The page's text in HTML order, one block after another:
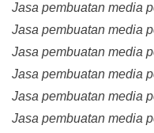
Jasa pembuatan media
Jasa pembuatan media
Jasa pembuatan media
Jasa pembuatan media
Jasa pembuatan media
Jasa pembuatan media